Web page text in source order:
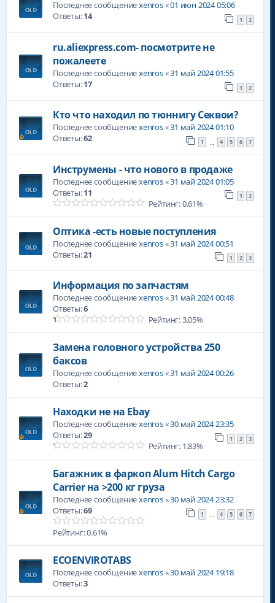
Последнее сообщениеxenros«01 июн 2024 05:06
Ответы:14 1 2
ru.aliexpress.com- посмотрите не
пожалеете
Последнее сообщениеxenros«31 май 2024 01:55
Ответы:17 1 2
Кто что находил по тюннигу Секвои?
Последнее сообщениеxenros«31 май 2024 01:10
Ответы:62 1 4 5 6 7
Инструмены - что нового в продаже
Последнее сообщениеxenros«31 май 2024 01:05
Ответы:11 1 2
Рейтинг: 0.61%
Оптика -есть новые поступления
Последнее сообщениеxenros«31 май 2024 00:51
Ответы:21 1 2 3
Информация по запчастям
Последнее сообщениеxenros«31 май 2024 00:48
Ответы:6
Рейтинг: 3.05%
Замена головного устройства 250
баксов
Последнее сообщениеxenros«31 май 2024 00:26
Ответы:2
Находки не на Ebay
Последнее сообщениеxenros«30 май 2024 23:35
Ответы:29 1 2 3
Рейтинг: 1.83%
Багажник в фаркоп Alum Hitch Cargo
Carrier на >200 кг груза
Последнее сообщениеxenros«30 май 2024 23:32
Ответы:69 1 … 4 5 6 7
Рейтинг: 0.61%
ECOENVIROTABS
Последнее сообщениеxenros«30 май 2024 19:18
Ответы:3